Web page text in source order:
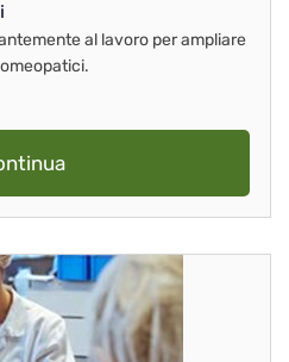
al lavoro per ampliare